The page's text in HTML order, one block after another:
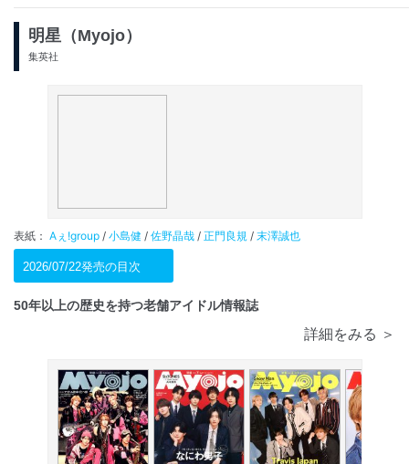
明星（Myojo）
集英社
表紙： Aぇ!group / 小島健 / 佐野晶哉 / 正門良規 / 末澤誠也
2026/07/22発売の目次
50年以上の歴史を持つ老舗アイドル情報誌
詳細をみる ＞